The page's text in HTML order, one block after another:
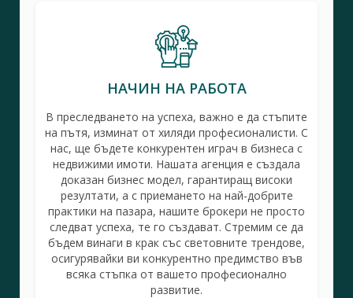
НАЧИН НА РАБОТА
В преследването на успеха, важно е да стъпите
на пътя, изминат от хиляди професионалисти. С
нас, ще бъдете конкурентен играч в бизнеса с
недвижими имоти. Нашата агенция е създала
доказан бизнес модел, гарантиращ високи
резултати, а с приемането на най-добрите
практики на пазара, нашите брокери не просто
следват успеха, те го създават. Стремим се да
бъдем винаги в крак със световните трендове,
осигурявайки ви конкурентно предимство във
всяка стъпка от вашето професионално
развитие.